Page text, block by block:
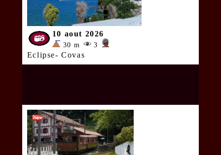
10 aout 2026
30 m 3
Eclipse- Covas